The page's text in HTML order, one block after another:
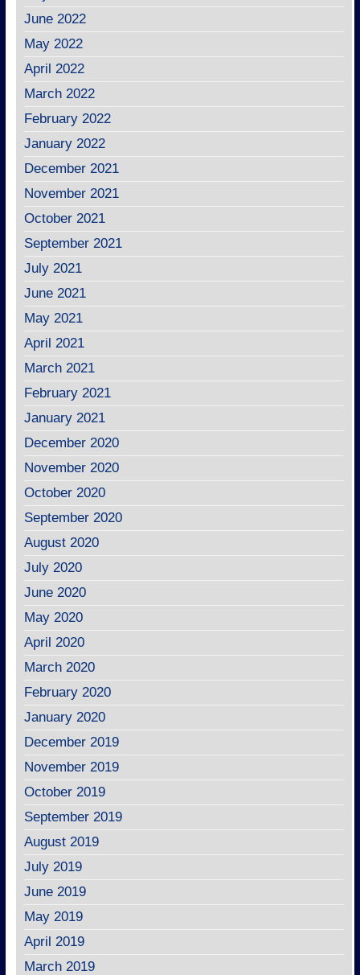
June 2022
May 2022
April 2022
March 2022
February 2022
January 2022
December 2021
November 2021
October 2021
September 2021
July 2021
June 2021
May 2021
April 2021
March 2021
February 2021
January 2021
December 2020
November 2020
October 2020
September 2020
August 2020
July 2020
June 2020
May 2020
April 2020
March 2020
February 2020
January 2020
December 2019
November 2019
October 2019
September 2019
August 2019
July 2019
June 2019
May 2019
April 2019
March 2019